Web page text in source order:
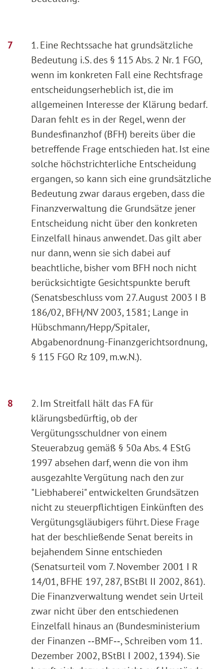
1. Eine Rechtssache hat grundsätzliche
Bedeutung i.S. des § 115 Abs. 2 Nr. 1 FGO,
wenn im konkreten Fall eine Rechtsfrage
entscheidungserheblich ist, die im
allgemeinen Interesse der Klärung bedarf.
Daran fehlt es in der Regel, wenn der
Bundesfinanzhof (BFH) bereits über die
betreffende Frage entschieden hat. Ist eine
solche höchstrichterliche Entscheidung
ergangen, so kann sich eine grundsätzliche
Bedeutung zwar daraus ergeben, dass die
Finanzverwaltung die Grundsätze jener
Entscheidung nicht über den konkreten
Einzelfall hinaus anwendet. Das gilt aber
nur dann, wenn sie sich dabei auf
beachtliche, bisher vom BFH noch nicht
berücksichtigte Gesichtspunkte beruft
(Senatsbeschluss vom 27. August 2003 I B
186/02, BFH/NV 2003, 1581; Lange in
Hübschmann/Hepp/Spitaler,
Abgabenordnung-Finanzgerichtsordnung,
§ 115 FGO Rz 109, m.w.N.).
2. Im Streitfall hält das FA für
klärungsbedürftig, ob der
Vergütungsschuldner von einem
Steuerabzug gemäß § 50a Abs. 4 EStG
1997 absehen darf, wenn die von ihm
ausgezahlte Vergütung nach den zur
"Liebhaberei" entwickelten Grundsätzen
nicht zu steuerpflichtigen Einkünften des
Vergütungsgläubigers führt. Diese Frage
hat der beschließende Senat bereits in
bejahendem Sinne entschieden
(Senatsurteil vom 7. November 2001 I R
14/01, BFHE 197, 287, BStBl II 2002, 861).
Die Finanzverwaltung wendet sein Urteil
zwar nicht über den entschiedenen
Einzelfall hinaus an (Bundesministerium
der Finanzen ‑‑BMF‑‑, Schreiben vom 11.
Dezember 2002, BStBl I 2002, 1394). Sie